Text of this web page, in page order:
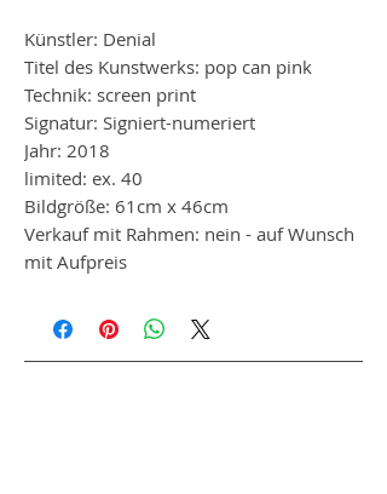
Künstler: Denial
Titel des Kunstwerks: pop can pink
Technik: screen print
Signatur: Signiert-numeriert
Jahr: 2018
limited: ex. 40
Bildgröße: 61cm x 46cm
Verkauf mit Rahmen: nein - auf Wunsch
mit Aufpreis